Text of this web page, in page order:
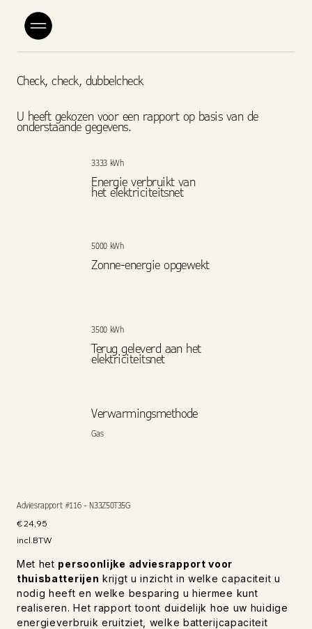
Check, check, dubbelcheck
U heeft gekozen voor een rapport op basis van de
onderstaande gegevens.
3333 kWh
Energie verbruikt van
het elektriciteitsnet
5000 kWh
Zonne-energie opgewekt
3500 kWh
Terug geleverd aan het
elektriciteitsnet
Gas
Verwarmingsmethode
Adviesrapport #116 - N33Z50T35G
Prijs
€ 24,95
incl.BTW
Met het persoonlijke adviesrapport voor
thuisbatterijen krijgt u inzicht in welke capaciteit u
nodig heeft en welke besparing u hiermee kunt
realiseren. Het rapport toont duidelijk hoe uw huidige
energieverbruik eruitziet, welke batterijcapaciteit